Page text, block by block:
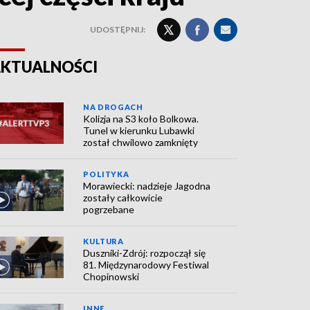
UDOSTĘPNIJ:
NA DROGACH
Kolizja na S3 koło Bolkowa.
Tunel w kierunku Lubawki
został chwilowo zamknięty
POLITYKA
Morawiecki: nadzieje Jagodna
zostały całkowicie
pogrzebane
KULTURA
Duszniki-Zdrój: rozpoczął się
81. Międzynarodowy Festiwal
Chopinowski